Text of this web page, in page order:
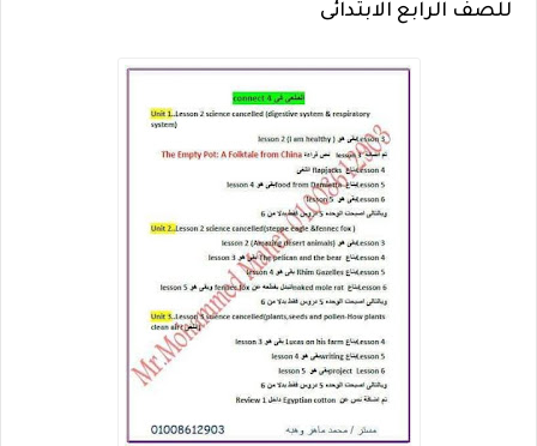
للصف الرابع الابتدائى